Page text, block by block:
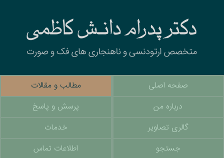
صفحه اصلی
مطالب و مقالات
درباره من
پرسش و پاسخ
گالری تصاویر
خدمات
جستجو
اطلاعات تماس